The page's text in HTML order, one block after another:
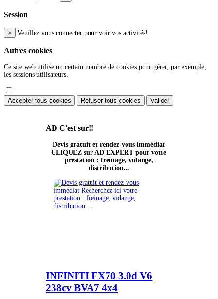
Session
× Veuillez vous connecter pour voir vos activités!
Autres cookies
Ce site web utilise un certain nombre de cookies pour gérer, par exemple,
les sessions utilisateurs.
Accepter tous cookies Refuser tous cookies Valider
AD C'est sur!!
Devis gratuit et rendez-vous immédiat
CLIQUEZ sur AD EXPERT pour votre
prestation : freinage, vidange,
distribution...
INFINITI FX70 3.0d V6
238cv BVA7 4x4